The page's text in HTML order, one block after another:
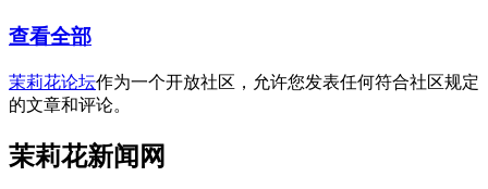
查看全部
茉莉花论坛作为一个开放社区，允许您发表任何符合社区规定
的文章和评论。
茉莉花新闻网